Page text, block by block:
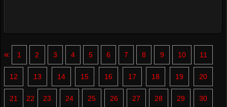
« 1 2 3 4 5 6 7 8 9 10 11
12 13 14 15 16 17 18 19 20
21 22 23 24 25 26 27 28 29 30